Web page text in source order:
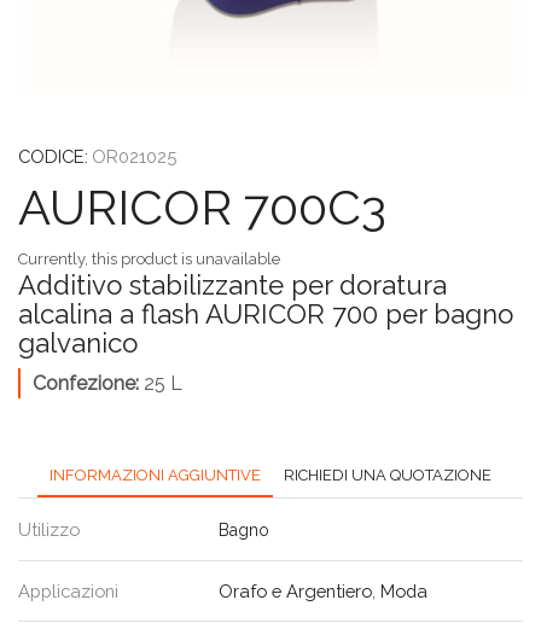
CODICE: OR021025
AURICOR 700C3
Currently, this product is unavailable
Additivo stabilizzante per doratura
alcalina a flash AURICOR 700 per bagno
galvanico
Confezione: 25 L
INFORMAZIONI AGGIUNTIVE RICHIEDI UNA QUOTAZIONE
Utilizzo Bagno
Applicazioni Orafo e Argentiero, Moda